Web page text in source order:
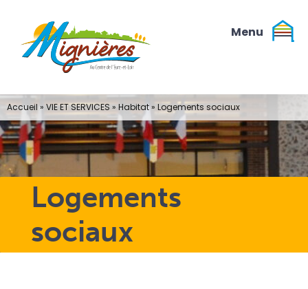
contenu
Logements
sociaux
Accueil» VIE ET SERVICES » Habitat» Logements sociaux